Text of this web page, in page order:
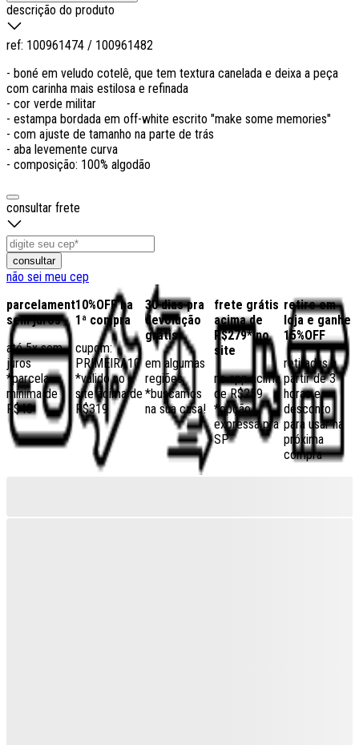
descrição do produto
ref: 100961474 / 100961482
- boné em veludo cotelê, que tem textura canelada e deixa a peça
com carinha mais estilosa e refinada
- cor verde militar
- estampa bordada em off-white escrito "make some memories"
- com ajuste de tamanho na parte de trás
- aba levemente curva
- composição: 100% algodão
consultar frete
consultar
não sei meu cep
parcelamento
sem juros
até 5x sem
juros
*parcela
mínima de
R$40
10%OFF na
1ª compra
cupom:
PRIMEIRA10
*válido no
site acima de
R$319
30 dias pra
devolução
grátis
em algumas
regiões,
*buscamos
na sua casa!
frete grátis
acima de
R$279* no
site
no app acima
de R$259
*opção
expressa pra
SP
retire em
loja e ganhe
15%OFF
retiradas a
partir de 3
horas e
desconto
para usar na
próxima
compra